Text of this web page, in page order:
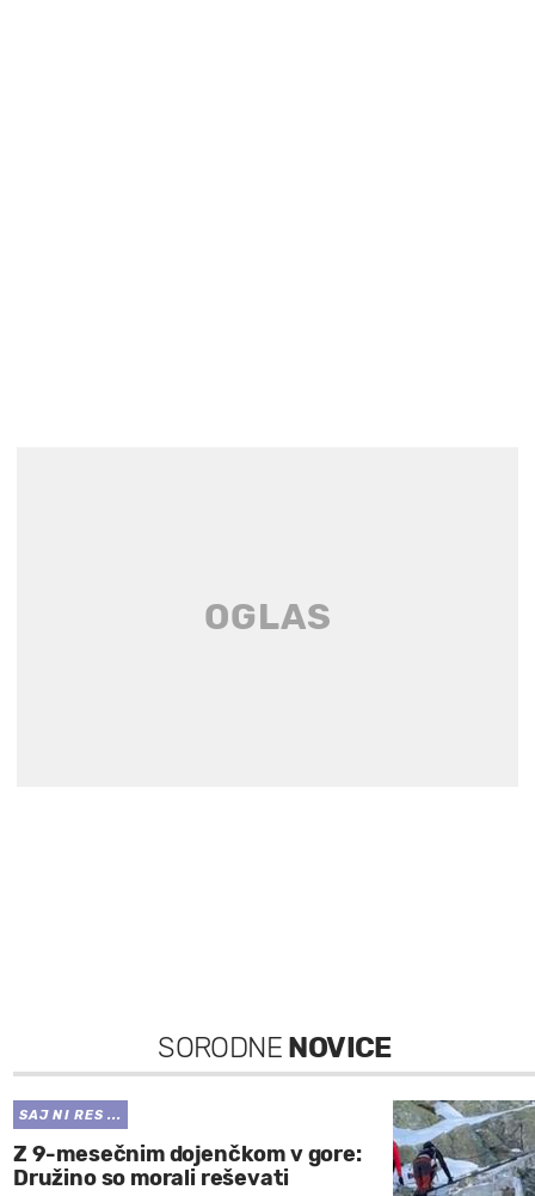
SORODNE NOVICE
SAJ NI RES ...
Z 9-mesečnim dojenčkom v gore:
Družino so morali reševati